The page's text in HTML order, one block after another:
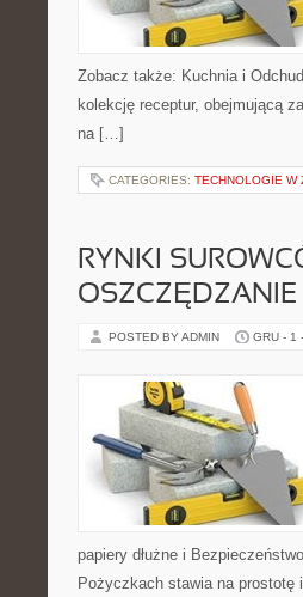
Zobacz także: Kuchnia i
kolekcję receptur, obejmującą
na […]
CATEGORIES: TECHNOLOGIE W
RYNKI
POSTED BY ADMIN GRU - 1
papiery dłużne i
Pożyczkach stawia na